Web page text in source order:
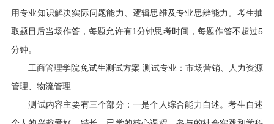
用专业知识解决实际问题能力、逻辑思维及专业思辨能力。考生抽
取题目后当场作答，每题允许有1分钟思考时间，每题作答不超过5
分钟。
工商管理学院免试生测试方案 测试专业：市场营销、人力资源
管理、物流管理
测试内容主要有三个部分：一是个人综合能力自述。考生自述